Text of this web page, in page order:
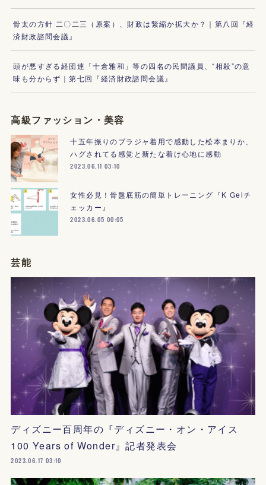
骨太の方針 二〇二三（原案）、財政は緊縮か拡大か？｜第八回『経
済財政諮問会議』
頭が悪すぎる経団連「十倉雅和」等の四名の民間議員、“相殺”の意
味も分からず｜第七回『経済財政諮問会議』
高級ファッション・美容
十五年振りのブラジャ着用で感動した松本まりか、
ハグされてる感覚と新たな着け心地に感動
2023.06.11 03:10
女性必見！骨盤底筋の簡単トレーニング『K Gelチ
ェッカー』
2023.06.05 00:05
芸能
ディズニー百周年の『ディズニー・オン・アイス
100 Years of Wonder』記者発表会
2023.06.17 03:10